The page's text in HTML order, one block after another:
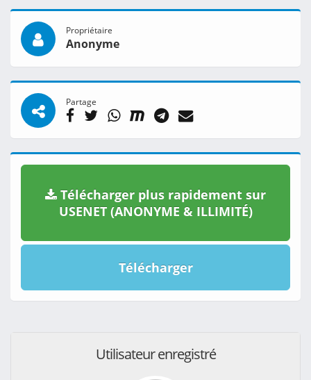
Propriétaire
Anonyme
Partage
Télécharger plus rapidement sur
USENET (ANONYME & ILLIMITÉ)
Télécharger
Utilisateur enregistré